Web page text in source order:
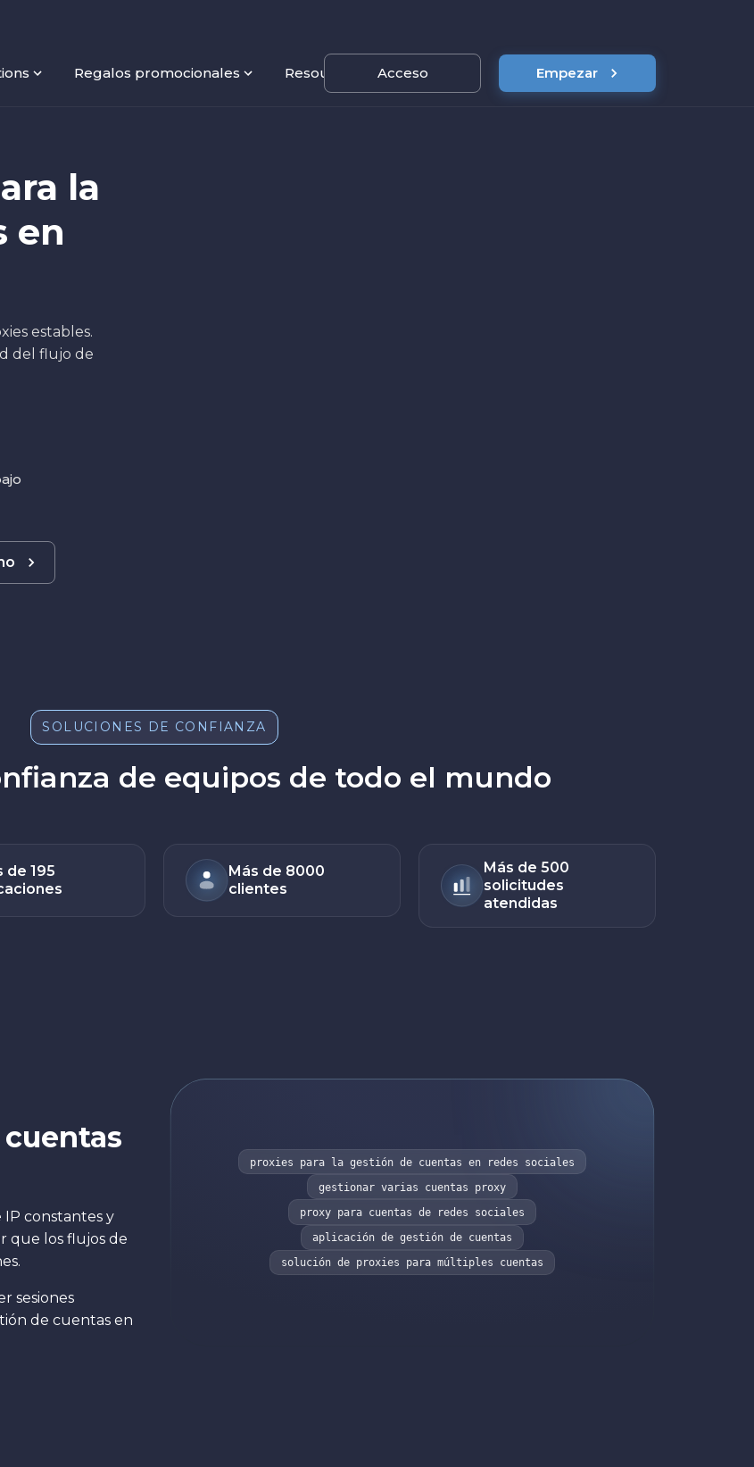
Regalos promocionales Resources Precios
Acceso Empezar
la
en
estables.
del flujo de
SOLUCIONES DE CONFIANZA
de equipos de todo el mundo
de 195
Más de 8000
clientes
Más de 500
solicitudes
atendidas
IP constantes y
que los flujos de
sesiones
de cuentas en
proxies para la gestión de cuentas en redes sociales
gestionar varias cuentas proxy
proxy para cuentas de redes sociales
aplicación de gestión de cuentas
solución de proxies para múltiples cuentas